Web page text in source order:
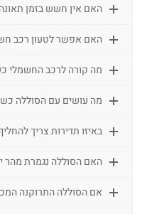
האם אין חשש בזמן
האם אפשר לטעון רכב
מה קורה לרכב החשמלי
מה עושים עם הסוללה
באיזו תדירות צריך
האם הסוללה נגמרת מהר
אם הסוללה התרוקנה